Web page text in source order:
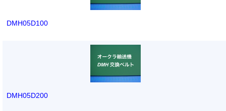
DMH05D100
DMH05D200